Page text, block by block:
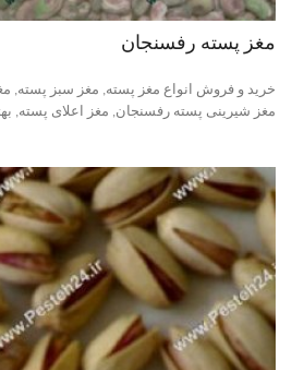
انواع پسته رفسنجان
دانستنیهای پـسـتـه رفسنجان
بهترین پسته ایران
مغز پسته رفسنجان
خرید و فروش انواع مغز پسته, مغز سبز پسته,
مغز شیرینی پسته رفسنجان, مغز اعلای پسته,